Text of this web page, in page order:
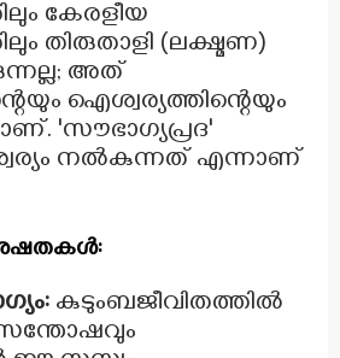
കേരളീയ
തിരുതാളി (ലക്ഷ്മണ)
അത്
ഐശ്വര്യത്തിന്റെയും
'സൗഭാഗ്യപ്രദ'
നൽകുന്നത് എന്നാണ്
കുടുംബജീവിതത്തിൽ